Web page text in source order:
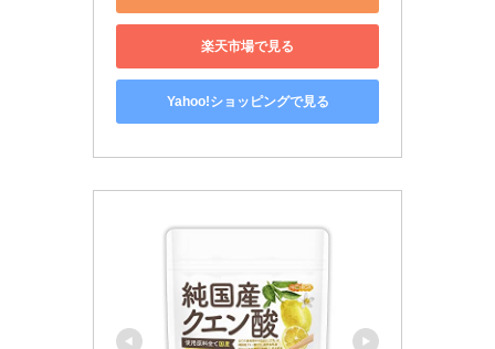
楽天市場で見る
Yahoo!ショッピングで見る